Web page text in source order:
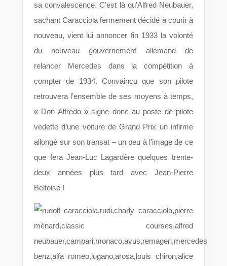
sa convalescence. C’est là qu’Alfred Neubauer,
sachant Caracciola fermement décidé à courir à
nouveau, vient lui annoncer fin 1933 la volonté
du nouveau gouvernement allemand de
relancer Mercedes dans la compétition à
compter de 1934. Convaincu que son pilote
retrouvera l’ensemble de ses moyens à temps,
« Don Alfredo » signe donc au poste de pilote
vedette d’une voiture de Grand Prix un infirme
allongé sur son transat – un peu à l’image de ce
que fera Jean-Luc Lagardère quelques trente-
deux années plus tard avec Jean-Pierre
Beltoise !